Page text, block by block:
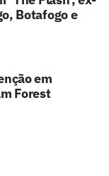
Botafogo e
em
Forest